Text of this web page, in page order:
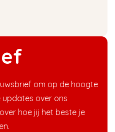
om op de hoogte
updates over ons
hoe jij het beste je